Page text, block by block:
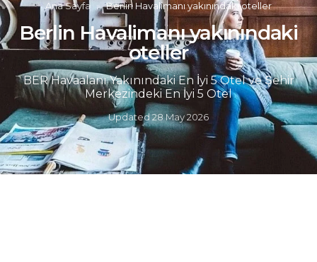
Ana Sayfa » Berlin Havalimanı yakınındaki oteller
Berlin Havalimanı yakınındaki
oteller
BER Havaalanı Yakınındaki En İyi 5 Otel ve Şehir
Merkezindeki En İyi 5 Otel
Updated28 May 2026